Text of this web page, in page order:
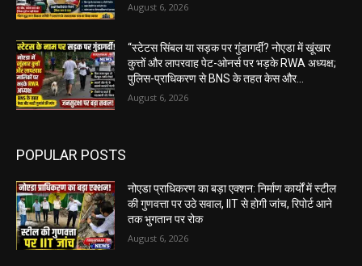
August 6, 2026
“स्टेटस सिंबल या सड़क पर गुंडागर्दी? नोएडा में खूंखार
कुत्तों और लापरवाह पेट-ओनर्स पर भड़के RWA अध्यक्ष;
पुलिस-प्राधिकरण से BNS के तहत केस और...
August 6, 2026
POPULAR POSTS
नोएडा प्राधिकरण का बड़ा एक्शन: निर्माण कार्यों में स्टील
की गुणवत्ता पर उठे सवाल, IIT से होगी जांच, रिपोर्ट आने
तक भुगतान पर रोक
August 6, 2026